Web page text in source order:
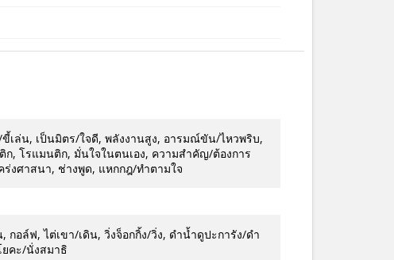
เล่น, เป็นมิตร/ใจดี, พลังงานสูง, อารมณ์ขัน/ไหวพริบ,
, โรแมนติก, มั่นใจในตนเอง, ความสำคัญ/ต้องการ
งศาสนา, ช่างพูด, แหกกฎ/ทำตามใจ
อล์ฟ, ไต่เขา/เดิน, วิ่งจ็อกกิ้ง/วิ่ง, ดำน้ำดูปะการัง/ดำ
คะ/นั่งสมาธิ